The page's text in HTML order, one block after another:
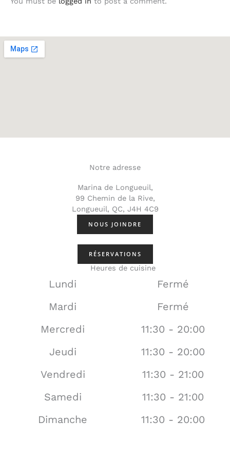
Notre adresse
Marina de Longueuil,
99 Chemin de la Rive,
Longueuil, QC, J4H 4C9
NOUS JOINDRE
RÉSERVATIONS
Heures de cuisine
Lundi
Fermé
Mardi
Fermé
Mercredi
11:30 - 20:00
Jeudi
11:30 - 20:00
Vendredi
11:30 - 21:00
Samedi
11:30 - 21:00
Dimanche
11:30 - 20:00